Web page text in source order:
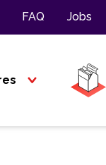
FAQ Jobs